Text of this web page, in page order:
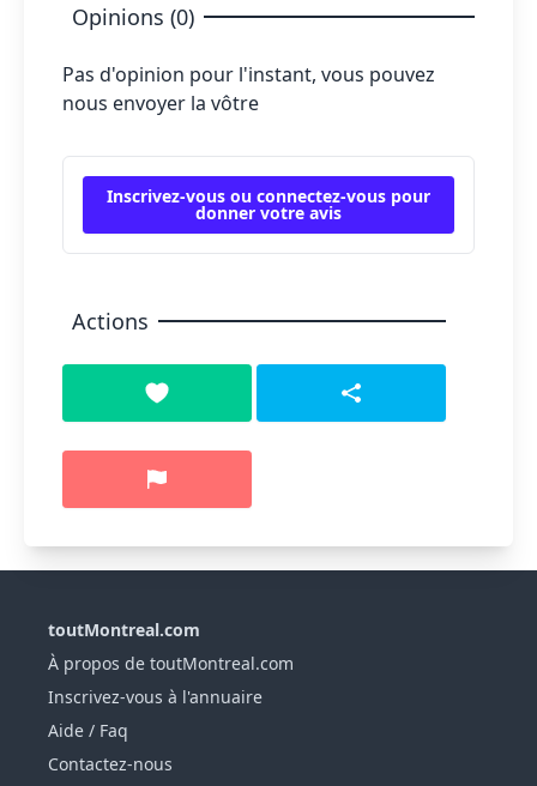
Opinions (0)
Pas d'opinion pour l'instant, vous pouvez
nous envoyer la vôtre
Inscrivez-vous ou connectez-vous pour
donner votre avis
Actions
toutMontreal.com
À propos de toutMontreal.com
Inscrivez-vous à l'annuaire
Aide / Faq
Contactez-nous